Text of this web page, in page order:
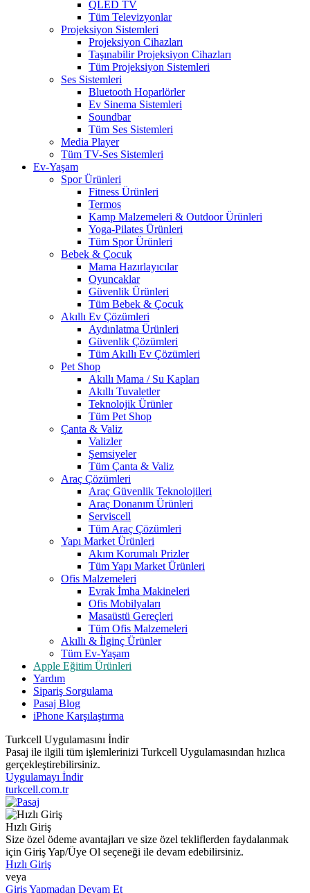
QLED TV
Tüm Televizyonlar
Projeksiyon Sistemleri
Projeksiyon Cihazları
Taşınabilir Projeksiyon Cihazları
Tüm Projeksiyon Sistemleri
Ses Sistemleri
Bluetooth Hoparlörler
Ev Sinema Sistemleri
Soundbar
Tüm Ses Sistemleri
Media Player
Tüm TV-Ses Sistemleri
Ev-Yaşam
Spor Ürünleri
Fitness Ürünleri
Termos
Kamp Malzemeleri & Outdoor Ürünleri
Yoga-Pilates Ürünleri
Tüm Spor Ürünleri
Bebek & Çocuk
Mama Hazırlayıcılar
Oyuncaklar
Güvenlik Ürünleri
Tüm Bebek & Çocuk
Akıllı Ev Çözümleri
Aydınlatma Ürünleri
Güvenlik Çözümleri
Tüm Akıllı Ev Çözümleri
Pet Shop
Akıllı Mama / Su Kapları
Akıllı Tuvaletler
Teknolojik Ürünler
Tüm Pet Shop
Çanta & Valiz
Valizler
Şemsiyeler
Tüm Çanta & Valiz
Araç Çözümleri
Araç Güvenlik Teknolojileri
Araç Donanım Ürünleri
Serviscell
Tüm Araç Çözümleri
Yapı Market Ürünleri
Akım Korumalı Prizler
Tüm Yapı Market Ürünleri
Ofis Malzemeleri
Evrak İmha Makineleri
Ofis Mobilyaları
Masaüstü Gereçleri
Tüm Ofis Malzemeleri
Akıllı & İlginç Ürünler
Tüm Ev-Yaşam
Apple Eğitim Ürünleri
Yardım
Sipariş Sorgulama
Pasaj Blog
iPhone Karşılaştırma
Turkcell Uygulamasını İndir
Pasaj ile ilgili tüm işlemlerinizi Turkcell Uygulamasından hızlıca
gerçekleştirebilirsiniz.
Uygulamayı İndir
turkcell.com.tr
Hızlı Giriş
Size özel ödeme avantajları ve size özel tekliflerden faydalanmak
için Giriş Yap/Üye Ol seçeneği ile devam edebilirsiniz.
Hızlı Giriş
veya
Giriş Yapmadan Devam Et